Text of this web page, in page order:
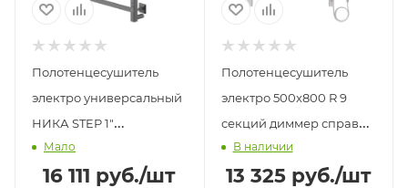
Полотенцесушитель
электро универсальный
НИКА STEP 1"
800х500мм титановый
графит
Мало
16 111 руб./шт
Полотенцесушитель
электро 500х800 R 9
секций диммер справа
ANCONA AZARIO белый
В наличии
13 325руб./шт